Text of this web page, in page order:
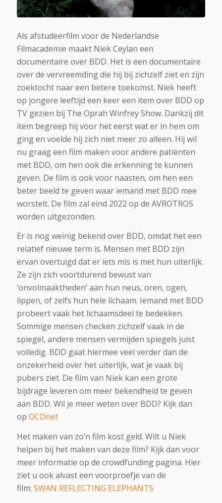
Als afstudeerfilm voor de Nederlandse
Filmacademie maakt Niek Ceylan een
documentaire over BDD. Het is een documentaire
over de vervreemding die hij bij zichzelf ziet en zijn
zoektocht naar een betere toekomst. Niek heeft
op jongere leeftijd een keer een item over BDD op
TV gezien bij The Oprah Winfrey Show. Dankzij dit
item begreep hij voor het eerst wat er in hem om
ging en voelde hij zich niet meer zo alleen. Hij wil
nu graag een film maken voor andere patiënten
met BDD, om hen ook die erkenning te kunnen
geven. De film is ook voor naasten, om hen een
beter beeld te geven waar iemand met BDD mee
worstelt. De film zal eind 2022 op de AVROTROS
worden uitgezonden.
Er is nog weinig bekend over BDD, omdat het een
relatief nieuwe term is. Mensen met BDD zijn
ervan overtuigd dat er iets mis is met hun uiterlijk.
Ze zijn zich voortdurend bewust van
‘onvolmaaktheden’ aan hun neus, oren, ogen,
lippen, of zelfs hun hele lichaam. Iemand met BDD
probeert vaak het lichaamsdeel te bedekken.
Sommige mensen checken zichzelf vaak in de
spiegel, andere mensen vermijden spiegels juist
volledig. BDD gaat hiermee veel verder dan de
onzekerheid over het uiterlijk, wat je vaak bij
pubers ziet. De film van Niek kan een grote
bijdrage leveren om meer bekendheid te geven
aan BDD. Wil je meer weten over BDD? Kijk dan
op OCDnet
Het maken van zo’n film kost geld. Wilt u Niek
helpen bij het maken van deze film? Kijk dan voor
meer informatie op de crowdfunding pagina. Hier
ziet u ook alvast een voorproefje van de
film: SWAN REFLECTING ELEPHANTS